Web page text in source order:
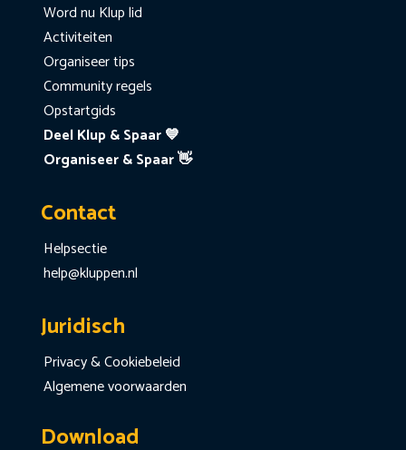
Word nu Klup lid
Activiteiten
Organiseer tips
Community regels
Opstartgids
Deel Klup & Spaar 💙
Organiseer & Spaar 👋
Contact
Helpsectie
help@kluppen.nl
Juridisch
Privacy & Cookiebeleid
Algemene voorwaarden
Download